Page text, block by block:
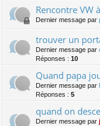
Rencontre VW
Dernier message par
trouver un
Dernier message par
Réponses : 10
Quand papa
Dernier message par
Réponses : 5
quand on
Dernier message par